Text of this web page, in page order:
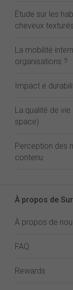
Étude sur les
cheveux texturés
La mobilité
organisations ?
Impact e
La qualité de
space)
Perception des
contenu
À propos de
À propos de
FAQ
Rewards